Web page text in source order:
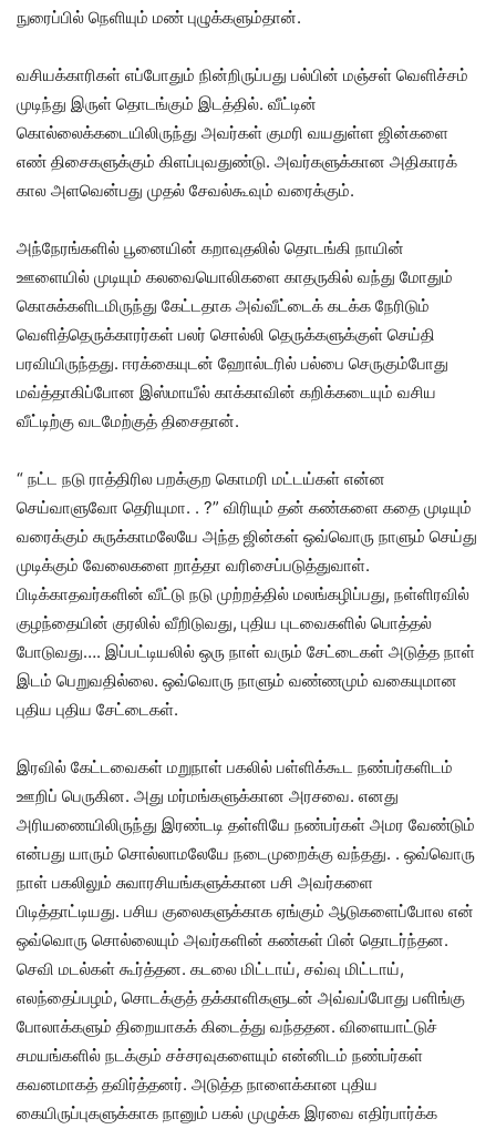
நுரைப்பில் நெளியும் மண் புழுக்களும்தான்.
வசியக்காரிகள் எப்போதும் நின்றிருப்பது பல்பின் மஞ்சள் வெளிச்சம்
முடிந்து இருள் தொடங்கும் இடத்தில். வீட்டின்
கொல்லைக்கடையிலிருந்து அவர்கள் குமரி வயதுள்ள ஜின்களை
எண் திசைகளுக்கும் கிளப்புவதுண்டு. அவர்களுக்கான அதிகாரக்
கால அளவென்பது முதல் சேவல்கூவும் வரைக்கும்.
அந்நேரங்களில் பூனையின் கறாவுதலில் தொடங்கி நாயின்
ஊளையில் முடியும் கலவையொலிகளை காதருகில் வந்து மோதும்
கொசுக்களிடமிருந்து கேட்டதாக அவ்வீட்டைக் கடக்க நேரிடும்
வெளித்தெருக்காரர்கள் பலர் சொல்லி தெருக்களுக்குள் செய்தி
பரவியிருந்தது. ஈரக்கையுடன் ஹோல்டரில் பல்பை செருகும்போது
மவ்த்தாகிப்போன இஸ்மாயீல் காக்காவின் கறிக்கடையும் வசிய
வீட்டிற்கு வடமேற்குத் திசைதான்.
“ நட்ட நடு ராத்திரில பறக்குற கொமரி மட்டய்கள் என்ன
செய்வாளுவோ தெரியுமா. . ?” விரியும் தன் கண்களை கதை முடியும்
வரைக்கும் சுருக்காமலேயே அந்த ஜின்கள் ஒவ்வொரு நாளும் செய்து
முடிக்கும் வேலைகளை றாத்தா வரிசைப்படுத்துவாள்.
பிடிக்காதவர்களின் வீட்டு நடு முற்றத்தில் மலங்கழிப்பது, நள்ளிரவில்
குழந்தையின் குரலில் வீறிடுவது, புதிய புடவைகளில் பொத்தல்
போடுவது…. இப்பட்டியலில் ஒரு நாள் வரும் சேட்டைகள் அடுத்த நாள்
இடம் பெறுவதில்லை. ஒவ்வொரு நாளும் வண்ணமும் வகையுமான
புதிய புதிய சேட்டைகள்.
இரவில் கேட்டவைகள் மறுநாள் பகலில் பள்ளிக்கூட நண்பர்களிடம்
ஊறிப் பெருகின. அது மர்மங்களுக்கான அரசவை. எனது
அரியணையிலிருந்து இரண்டடி தள்ளியே நண்பர்கள் அமர வேண்டும்
என்பது யாரும் சொல்லாமலேயே நடைமுறைக்கு வந்தது. . ஒவ்வொரு
நாள் பகலிலும் சுவாரசியங்களுக்கான பசி அவர்களை
பிடித்தாட்டியது. பசிய குலைகளுக்காக ஏங்கும் ஆடுகளைப்போல என்
ஒவ்வொரு சொல்லையும் அவர்களின் கண்கள் பின் தொடர்ந்தன.
செவி மடல்கள் கூர்த்தன. கடலை மிட்டாய், சவ்வு மிட்டாய்,
எலந்தைப்பழம், சொடக்குத் தக்காளிகளுடன் அவ்வப்போது பளிங்கு
போலாக்களும் திறையாகக் கிடைத்து வந்ததன. விளையாட்டுச்
சமயங்களில் நடக்கும் சச்சரவுகளையும் என்னிடம் நண்பர்கள்
கவனமாகத் தவிர்த்தனர். அடுத்த நாளைக்கான புதிய
கையிருப்புகளுக்காக நானும் பகல் முழுக்க இரவை எதிர்பார்க்க